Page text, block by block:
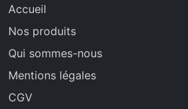
Accueil
Nos produits
Qui sommes-nous
Mentions légales
CGV